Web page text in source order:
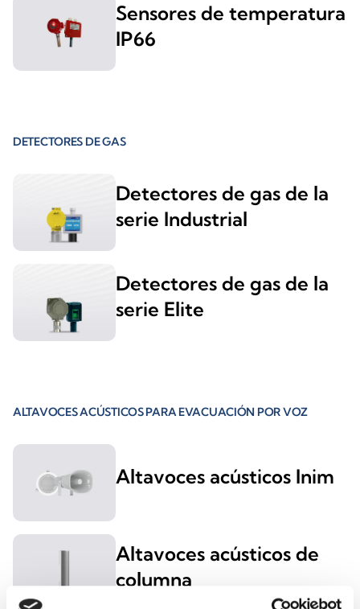
Sensores de temperatura
IP66
DETECTORES DE GAS
Detectores de gas de la
serie Industrial
Detectores de gas de la
serie Elite
ALTAVOCES ACÚSTICOS PARA EVACUACIÓN POR VOZ
Altavoces acústicos Inim
Altavoces acústicos de
columna